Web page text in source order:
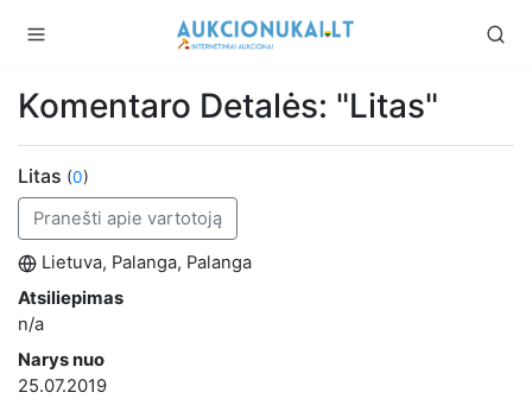
Komentaro Detalės: "Litas"
Litas (0)
Pranešti apie vartotoją
Lietuva, Palanga, Palanga
Atsiliepimas
n/a
Narys nuo
25.07.2019